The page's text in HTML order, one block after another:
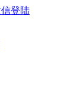
登陆